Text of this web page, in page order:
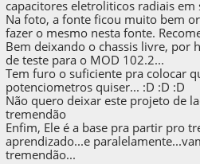
capacitores eletroliticos radiais em
Na foto, a fonte ficou muito bem
fazer o mesmo nesta fonte.
Bem deixando o chassis livre, por
de teste para o MOD 102.2...
Tem furo o suficiente pra colocar
potenciometros quiser... :D :D :D
Não quero deixar este projeto de
tremendão
Enfim, Ele é a base pra partir pro
aprendizado...e
tremendão...